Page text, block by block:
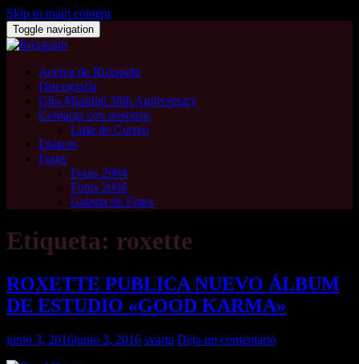
Skip to main content
Toggle navigation
Acerca de Roxspain
Discografía
Gira Mundial 30th Anniversary
Contacta con nosotros
Lista de Correo
Enlaces
Fotos
Fotos 2004
Fotos 2006
Galeria de Fotos
Etiqueta: roxette
ROXETTE PUBLICA NUEVO ÁLBUM
DE ESTUDIO «GOOD KARMA»
junio 3, 2016junio 3, 2016 svarta Deja un comentario